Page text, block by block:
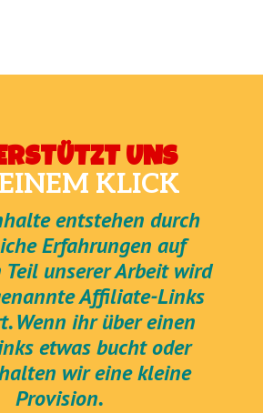
UNS
KLICK
entstehen durch
Erfahrungen auf
Teil unserer Arbeit wird
Affiliate-Links
Wenn ihr über einen
etwas bucht oder
wir eine kleine
Provision.